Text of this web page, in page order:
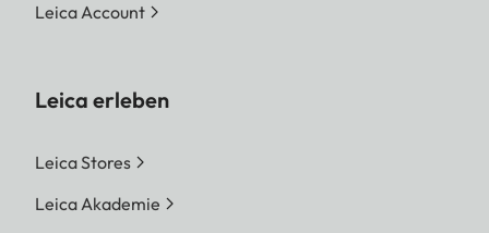
Leica Account
Leica erleben
Leica Stores
Leica Akademie